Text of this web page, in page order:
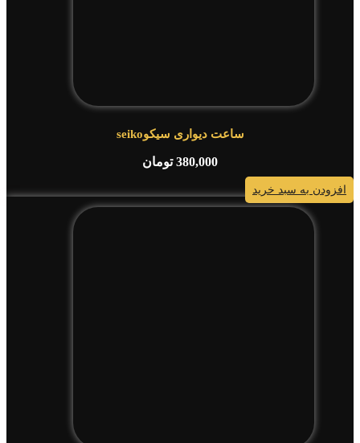
ساعت دیواری سیکوseiko
380,000 تومان
افزودن به سبد خرید